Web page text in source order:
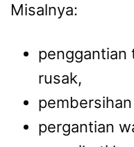
Misalnya:
penggantian
rusak,
pergantian